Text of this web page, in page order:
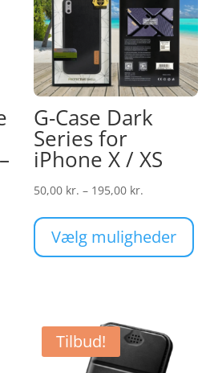
G-Case Dark
Series for
iPhone X / XS
50,00 kr. – 195,00 kr.Prisinterval:
til
195,00 kr.
Vælg muligheder
Tilbud!